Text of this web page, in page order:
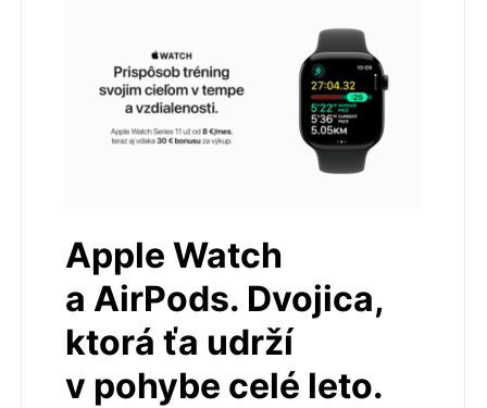
Apple Watch
a AirPods. Dvojica,
ktorá ťa udrží
v pohybe celé leto.